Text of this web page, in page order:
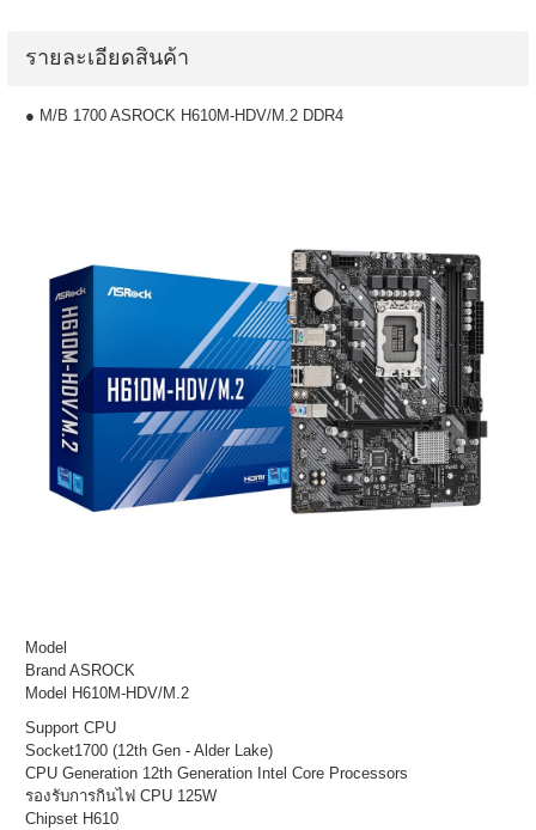
รายละเอียดสินค้า
● M/B 1700 ASROCK H610M-HDV/M.2 DDR4
Model
Brand ASROCK
Model H610M-HDV/M.2
Support CPU
Socket1700 (12th Gen - Alder Lake)
CPU Generation 12th Generation Intel Core Processors
รองรับการกินไฟ CPU 125W
Chipset H610